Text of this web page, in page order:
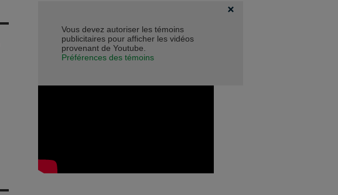
Vous devez autoriser les témoins
publicitaires pour afficher les vidéos
provenant de Youtube.
Préférences des témoins